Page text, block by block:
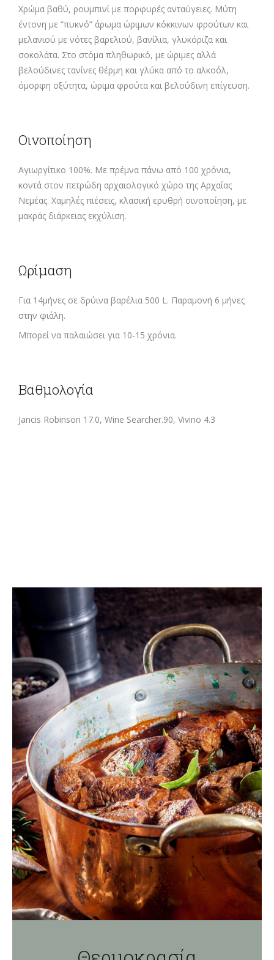
Χρώμα βαθύ, ρουμπινί με πορφυρές ανταύγειες. Μύτη
έντονη με “πυκνό” άρωμα ώριμων κόκκινων φρούτων και
μελανιού με νότες βαρελιού, βανίλια, γλυκόριζα και
σοκολάτα. Στο στόμα πληθωρικό, με ώριμες αλλά
βελούδινες τανίνες θέρμη και γλύκα από το αλκοόλ,
όμορφη οξύτητα, ώριμα φρούτα και βελούδινη επίγευση.
Οινοποίηση
Αγιωργίτικο 100%. Με πρέμνα πάνω από 100 χρόνια,
κοντά στον πετρώδη αρχαιολογικό χώρο της Αρχαίας
Νεμέας. Χαμηλές πιέσεις, κλασική ερυθρή οινοποίηση, με
μακράς διάρκειας εκχύλιση.
Ωρίμαση
Για 14μήνες σε δρύινα βαρέλια 500 L. Παραμονή 6 μήνες
στην φιάλη.
Μπορεί να παλαιώσει για 10-15 χρόνια.
Βαθμολογία
Jancis Robinson 17.0, Wine Searcher.90, Vivino 4.3